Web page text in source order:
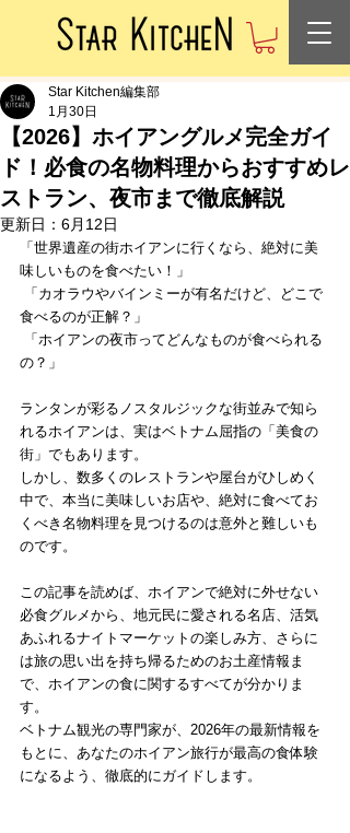
【2026】ホイアングルメ完全ガイ
ド！必食の名物料理からおすすめレ
ストラン、夜市まで徹底解説
Star Kitchen編集部
1月30日
更新日： 6月12日
「世界遺産の街ホイアンに行くなら、絶対に美
味しいものを食べたい！」
食べるのが正解？」
の？」
ランタンが彩るノスタルジックな街並みで知ら
れるホイアンは、実はベトナム屈指の「美食の
街」でもあります。
しかし、数多くのレストランや屋台がひしめく
中で、本当に美味しいお店や、絶対に食べてお
くべき名物料理を見つけるのは意外と難しいも
のです。
この記事を読めば、ホイアンで絶対に外せない
必食グルメから、地元民に愛される名店、活気
あふれるナイトマーケットの楽しみ方、さらに
は旅の思い出を持ち帰るためのお土産情報ま
で、ホイアンの食に関するすべてが分かりま
す。
ベトナム観光の専門家が、2026年の最新情報を
もとに、あなたのホイアン旅行が最高の食体験
になるよう、徹底的にガイドします。